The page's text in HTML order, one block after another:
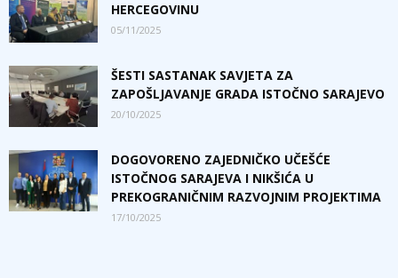
HERCEGOVINU
05/11/2025
ŠESTI SASTANAK SAVJETA ZA
ZAPOŠLJAVANJE GRADA ISTOČNO SARAJEVO
20/10/2025
DOGOVORENO ZAJEDNIČKO UČEŠĆE
ISTOČNOG SARAJEVA I NIKŠIĆA U
PREKOGRANIČNIM RAZVOJNIM PROJEKTIMA
17/10/2025